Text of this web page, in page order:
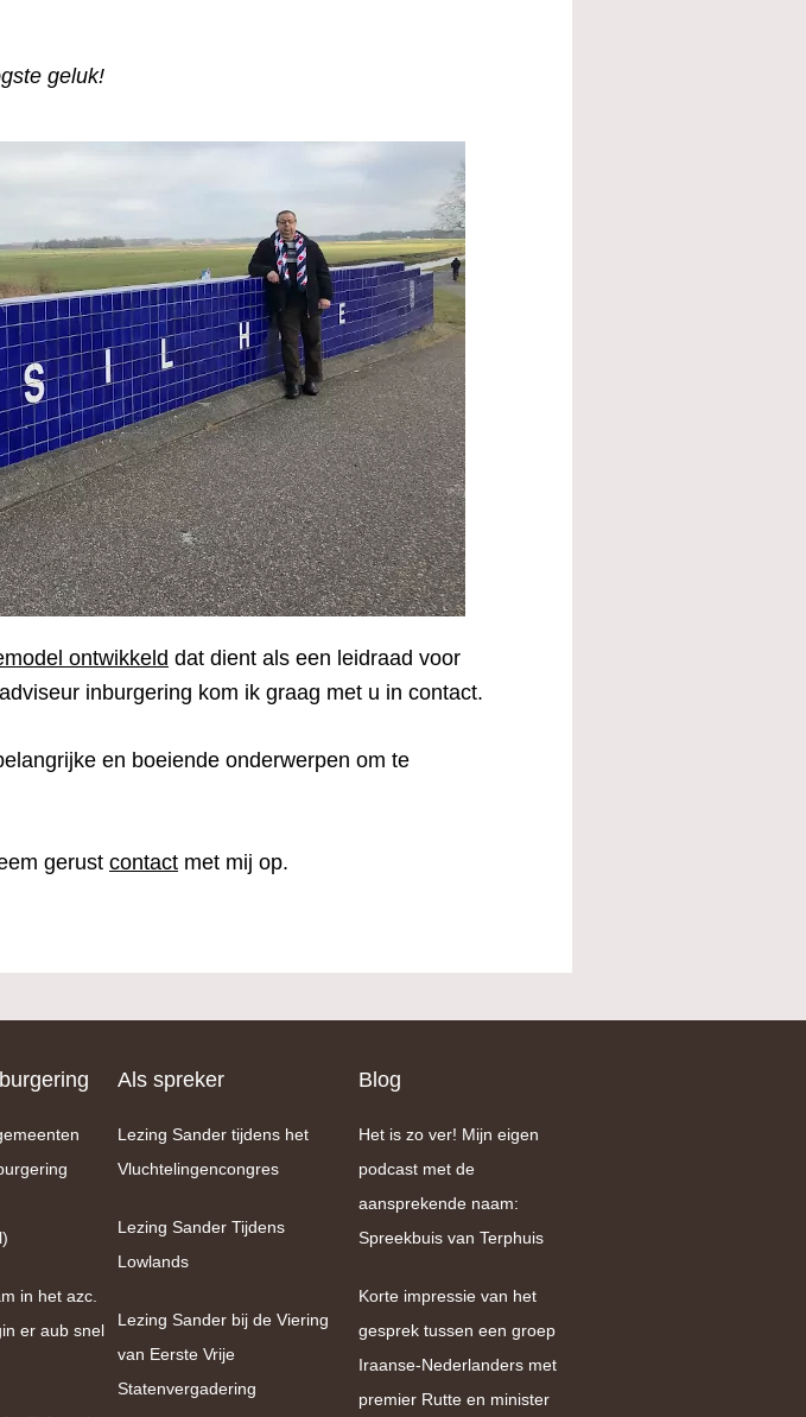
geluk!
ontwikkeld dat dient als een leidraad voor
inburgering kom ik graag met u in contact.
en boeiende onderwerpen om te
gerust contact met mij op.
in het azc.
er aub snel
Als spreker
Lezing Sander tijdens het
Vluchtelingencongres
Lezing Sander Tijdens
Lowlands
Lezing Sander bij de Viering
van Eerste Vrije
Statenvergadering
Blog
Het is zo ver! Mijn eigen
podcast met de
aansprekende naam:
Spreekbuis van Terphuis
Korte impressie van het
gesprek tussen een groep
Iraanse-Nederlanders met
premier Rutte en minister